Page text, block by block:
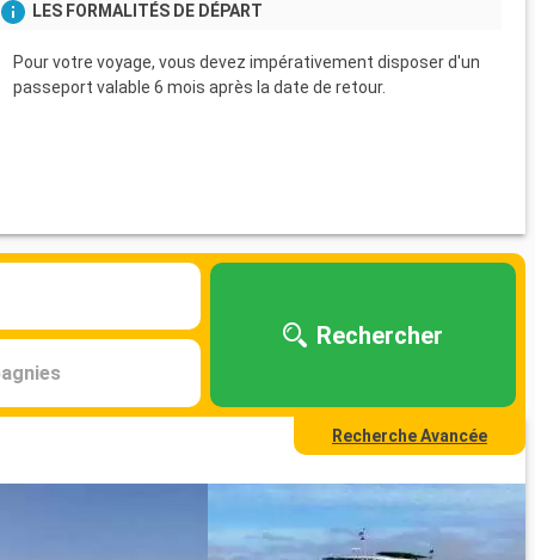
LES FORMALITÉS DE DÉPART
Pour votre voyage, vous devez impérativement disposer d'un
passeport valable 6 mois après la date de retour.
Rechercher
Recherche Avancée